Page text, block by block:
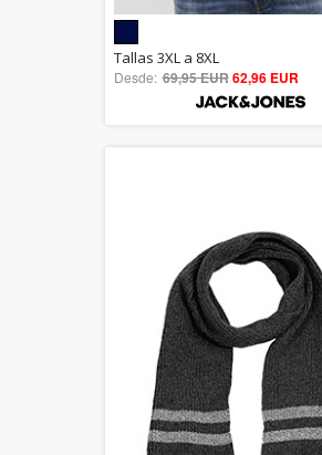
5.00
out of 5
Tallas 3XL a 8XL
Desde: 69,95 EUR62,96 EUR